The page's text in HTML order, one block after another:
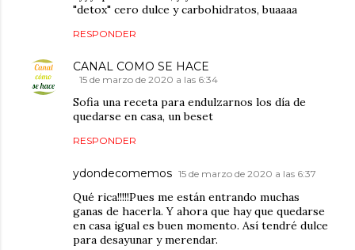
"detox" cero dulce y carbohidratos, buaaaa
RESPONDER
CANAL COMO SE HACE
15 de marzo de 2020 a las 6:34
Sofia una receta para endulzarnos los día de
quedarse en casa, un beset
RESPONDER
ydondecomemos 15 de marzo de 2020 a las 6:37
Qué rica!!!!!Pues me están entrando muchas
ganas de hacerla. Y ahora que hay que quedarse
en casa igual es buen momento. Así tendré dulce
para desayunar y merendar.